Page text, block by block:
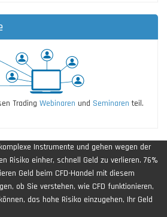
Trading Webinaren und Seminaren teil.
Instrumente und gehen wegen der
Risiko einher, schnell Geld zu verlieren. 76%
Geld beim CFD-Handel mit diesem
ob Sie verstehen, wie CFD funktionieren,
das hohe Risiko einzugehen, Ihr Geld